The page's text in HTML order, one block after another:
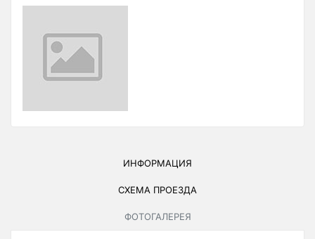
ИНФОРМАЦИЯ
СХЕМА ПРОЕЗДА
ФОТОГАЛЕРЕЯ